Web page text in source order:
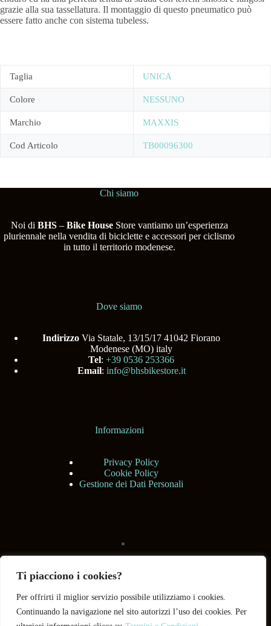
Ti piacciono i cookies?
Per offrirti il miglior servizio possibile utilizziamo i cookies.
Continuando la navigazione nel sito autorizzi l’uso dei cookies. Per
grazie alla sua tassellatura. Il montaggio di questo pneumatico può
essere fatto anche con sistema tubeless.
Taglia UNICA
Colore NESSUNO
Marchio MAXXIS
Cod Articolo TB00096300
Chi siamo
Noi di BHS– Bike HouseStore vantiamo un’esperienza
pluriennale nella vendita di biciclette e accessori per ciclismo
in tutto il territorio modenese.
Dove siamo
Indirizzo Via Statale, 13/15/17 41042 Fiorano
Modenese (MO) italy
Tel:+39 0536 253366
Email: info@bhsbikestore.it
Informazioni
Privacy Policy
Cookie Policy
Gestione dei Dati Personali